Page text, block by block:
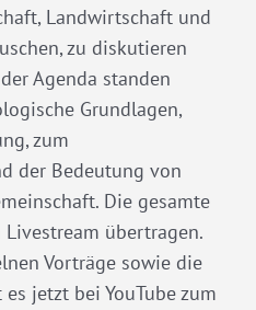
Landwirtschaft und
zu diskutieren
Agenda standen
Grundlagen,
zum
der Bedeutung von
Die gesamte
übertragen.
Vorträge sowie die
jetzt bei YouTube zum